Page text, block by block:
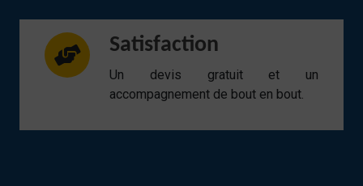
Satisfaction
Un devis gratuit et un
accompagnement de bout en bout.